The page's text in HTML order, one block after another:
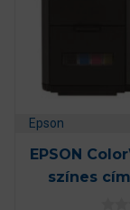
Epson
EPSON
színes